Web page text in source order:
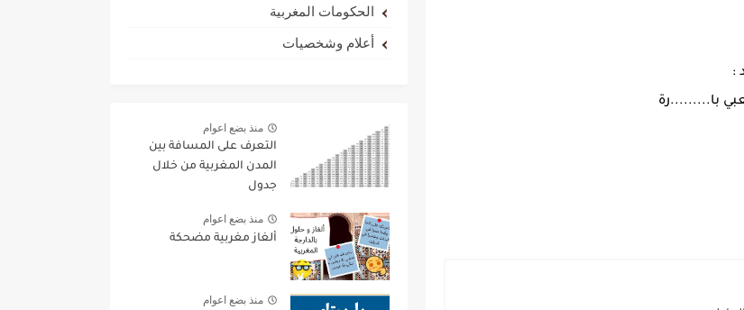
:
با.........رة
الحكومات المغربية
أعلام وشخصيات
منذ بضع اعوام
التعرف على المسافة بين
المدن المغربية من خلال
جدول
منذ بضع اعوام
ألغاز مغربية مضحكة
منذ بضع اعوام